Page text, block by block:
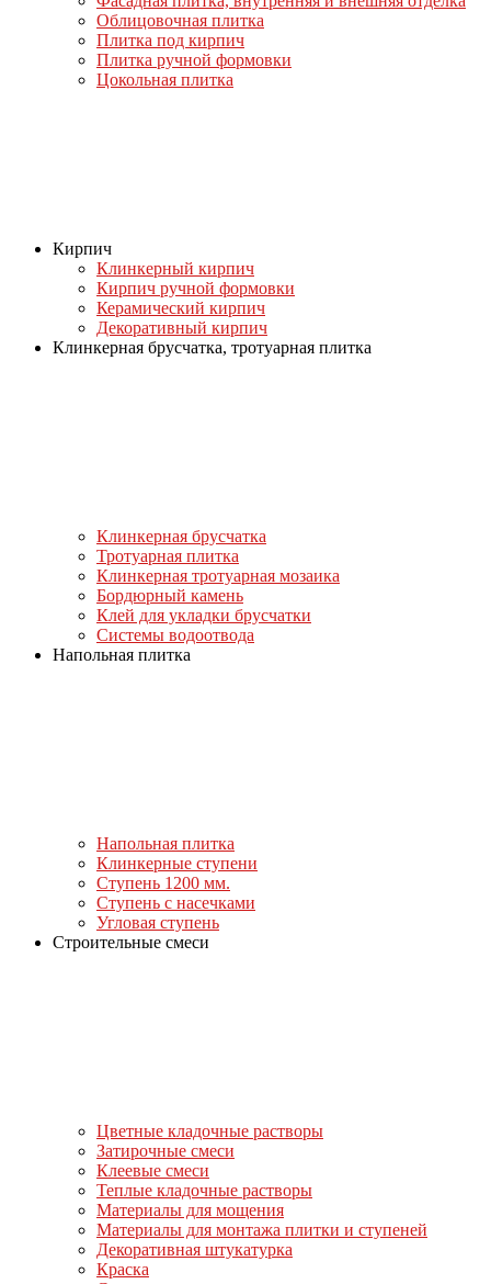
Облицовочная плитка
Плитка под кирпич
Плитка ручной формовки
Цокольная плитка
Кирпич
Клинкерный кирпич
Кирпич ручной формовки
Керамический кирпич
Декоративный кирпич
Клинкерная брусчатка, тротуарная плитка
Клинкерная брусчатка
Тротуарная плитка
Клинкерная тротуарная мозаика
Бордюрный камень
Клей для укладки брусчатки
Системы водоотвода
Напольная плитка
Напольная плитка
Клинкерные ступени
Ступень 1200 мм.
Ступень с насечками
Угловая ступень
Строительные смеси
Цветные кладочные растворы
Затирочные смеси
Клеевые смеси
Теплые кладочные растворы
Материалы для мощения
Материалы для монтажа плитки и ступеней
Декоративная штукатурка
Краска